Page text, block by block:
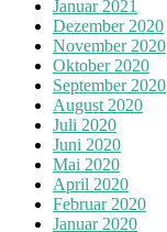
Januar 2021
Dezember 2020
November 2020
Oktober 2020
September 2020
August 2020
Juli 2020
Juni 2020
Mai 2020
April 2020
Februar 2020
Januar 2020